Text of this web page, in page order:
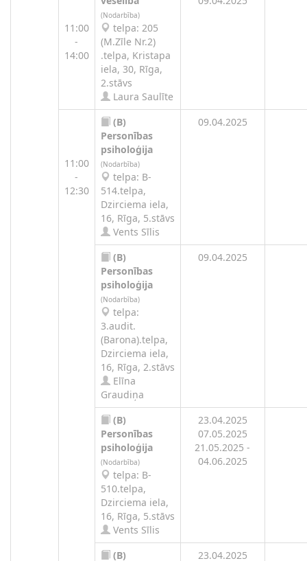
11:00
-
14:00
(Nodarbība)
telpa: 205
(M.Zīle Nr.2)
.telpa, Kristapa
iela, 30, Rīga,
2.stāvs
Laura Saulīte
11:00
-
12:30
(B)
Personības
psiholoģija
(Nodarbība)
telpa: B-
514.telpa,
Dzirciema iela,
16, Rīga, 5.stāvs
Vents Sīlis
09.04.2025
(B)
Personības
psiholoģija
(Nodarbība)
telpa:
3.audit.
(Barona).telpa,
Dzirciema iela,
16, Rīga, 2.stāvs
Elīna
Graudiņa
09.04.2025
(B)
Personības
psiholoģija
(Nodarbība)
telpa: B-
510.telpa,
Dzirciema iela,
16, Rīga, 5.stāvs
Vents Sīlis
23.04.2025
07.05.2025
21.05.2025 -
04.06.2025
(B) 23.04.2025